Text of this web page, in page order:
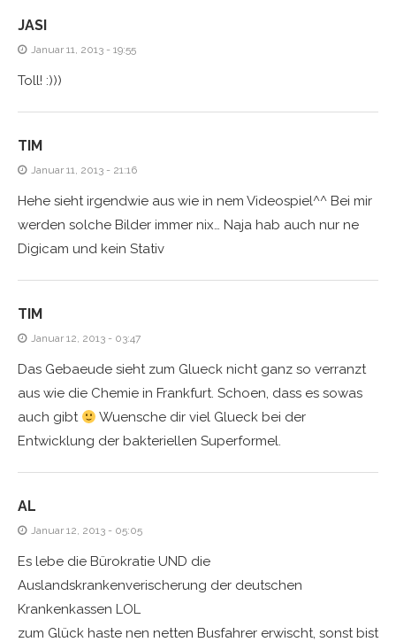
JASI
Januar 11, 2013 - 19:55
Toll! :)))
TIM
Januar 11, 2013 - 21:16
Hehe sieht irgendwie aus wie in nem Videospiel^^ Bei mir
werden solche Bilder immer nix… Naja hab auch nur ne
Digicam und kein Stativ
TIM
Januar 12, 2013 - 03:47
Das Gebaeude sieht zum Glueck nicht ganz so verranzt
aus wie die Chemie in Frankfurt. Schoen, dass es sowas
auch gibt
Wuensche dir viel Glueck bei der
Entwicklung der bakteriellen Superformel.
AL
Januar 12, 2013 - 05:05
Es lebe die Bürokratie UND die
Auslandskrankenverischerung der deutschen
Krankenkassen LOL
zum Glück haste nen netten Busfahrer erwischt, sonst bist